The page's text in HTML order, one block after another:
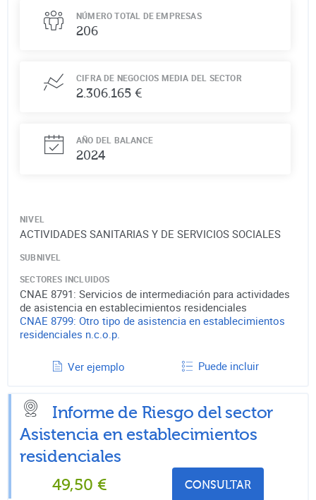
NÚMERO TOTAL DE EMPRESAS
206
CIFRA DE NEGOCIOS MEDIA DEL SECTOR
2.306.165 €
AÑO DEL BALANCE
2024
NIVEL
ACTIVIDADES SANITARIAS Y DE SERVICIOS SOCIALES
SUBNIVEL
SECTORES INCLUIDOS
CNAE 8791: Servicios de intermediación para actividades
de asistencia en establecimientos residenciales
CNAE 8799: Otro tipo de asistencia en establecimientos
residenciales n.c.o.p.
Ver ejemplo Puede incluir
Informe de Riesgo del sector
Asistencia en establecimientos
residenciales
49,50 € CONSULTAR